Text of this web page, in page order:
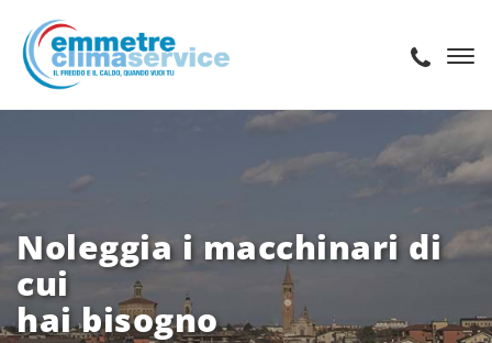
Noleggia i macchinari di
cui
hai bisogno